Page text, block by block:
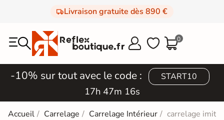
Livraison gratuite dès 890 €
  0
-10% sur tout avec le code : START10
17h 47m 13s
Accueil Carrelage Carrelage Intérieur carrelage